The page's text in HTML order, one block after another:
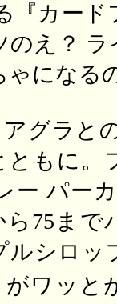
『カー
のえ？
ゃになる
グラと
ともに。
ー パー
ら75まで
ルシロ
ワッと